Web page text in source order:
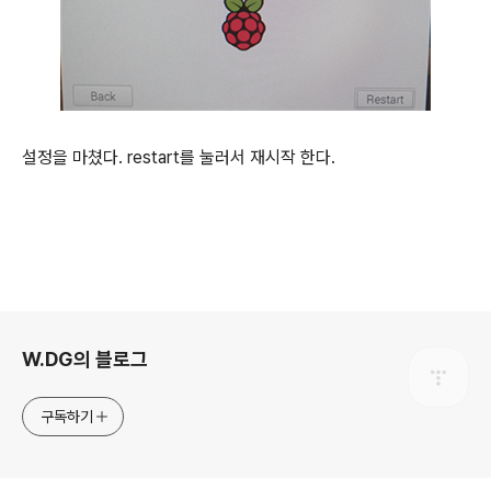
설정을 마쳤다. restart를 눌러서 재시작 한다.
W.DG의 블로그
구독하기